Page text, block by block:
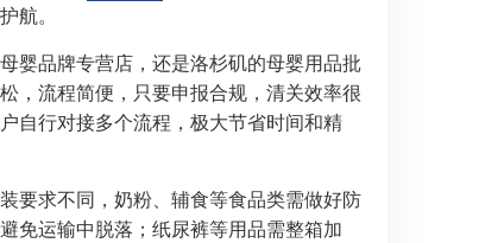
航。
婴品牌专营店，还是洛杉矶的母婴用品批
，流程简便，只要申报合规，清关效率很
自行对接多个流程，极大节省时间和精
要求不同，奶粉、辅食等食品类需做好防
免运输中脱落；纸尿裤等用品需整箱加